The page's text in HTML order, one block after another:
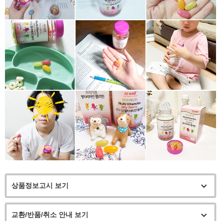
상품정보고시 보기
교환/반품/취소 안내 보기